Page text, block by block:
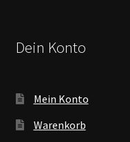
Dein Konto
Mein Konto
Warenkorb